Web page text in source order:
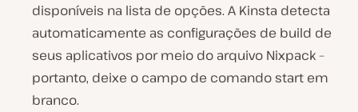
disponíveis na lista de opções. A Kinsta detecta
automaticamente as configurações de build de
seus aplicativos por meio do arquivo Nixpack –
portanto, deixe o campo de comando start em
branco.